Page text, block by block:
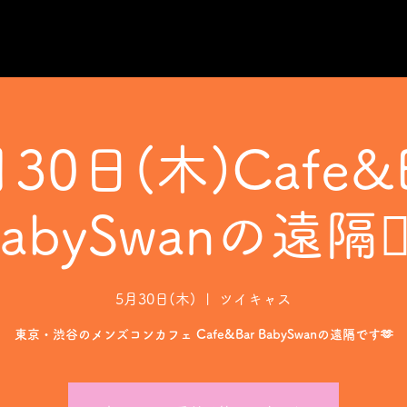
30日(木
の遠隔
5月30日(木) ツイキャス
東京・渋谷のメンズコンカフェ Cafe&Bar BabySwanの遠隔です🫶